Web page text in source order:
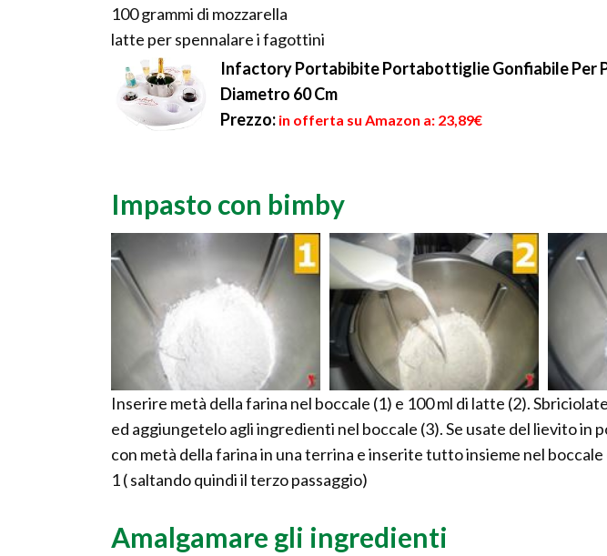
100 grammi di mozzarella
latte per spennalare i fagottini
Infactory Portabibite Portabottiglie Gonfiabile Per
Diametro 60 Cm
Prezzo: in offerta su Amazon a: 23,89€
Impasto con bimby
Inserire metà della farina nel boccale (1) e 100 ml di latte (2).
ed aggiungetelo agli ingredienti nel boccale (3). Se usate del lievito in
con metà della farina in una terrina e inserite tutto insieme nel
1 ( saltando quindi il terzo passaggio)
Amalgamare gli ingredienti